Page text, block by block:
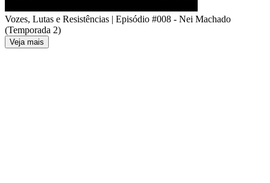
Vozes, Lutas e Resistências | Episódio #008 - Nei Machado
(Temporada 2)
Veja mais